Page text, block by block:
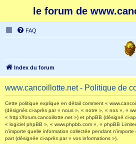
le forum de
FAQ
Index du forum
www.cancoillotte.net - Politique de
Cette politique explique en détail comment «
(désignés ci-après par « nous », « notre », « nos », «
« http://forum.cancoillotte.net ») et phpBB (désigné ci-
« logiciel phpBB », « www.phpbb.com », « phpBB
n’importe quelle information collectée pendant
part (désignée ci-après par « vos informations »).